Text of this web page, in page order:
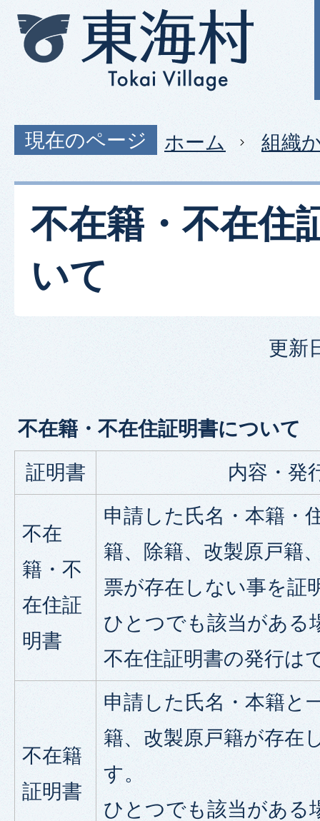
現在のページ ホーム 組織
不在籍・不在住
いて
更新
不在籍・不在住証明書について
証明書
内容・発
不在
籍・不
在住証
明書
申請した氏名・本籍・
籍、除籍、改製原戸籍
票が存在しない事を証
ひとつでも該当がある
不在住証明書の発行は
不在籍
証明書
申請した氏名・本籍と
籍、改製原戸籍が存在
す。
ひとつでも該当がある